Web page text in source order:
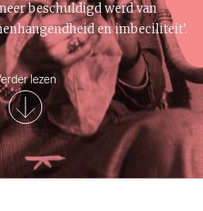
beschuldigd werd van
en imbeciliteit’.
lezen